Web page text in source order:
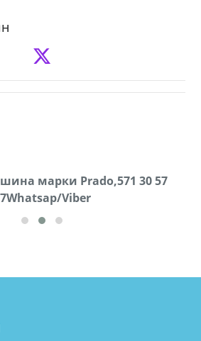
марки Prado,571 30 57
Viber
под лощадь ,+995 551 08 62
72